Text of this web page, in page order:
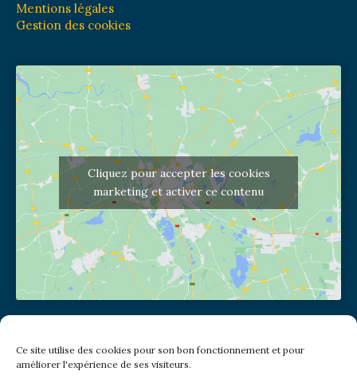
Ce site utilise des cookies pour son bon fonctionnement et pour
améliorer l'expérience de ses visiteurs.
Mentions légales
Gestion des cookies
Cliquez pour accepter les cookies
marketing et activer ce contenu
(pas de courrier à cette adresse)
2 place Jules Joffrin - 75018